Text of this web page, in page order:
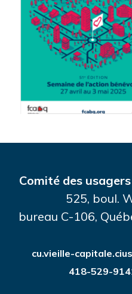
Comité des
525, boul.
bureau C-106,
cu.vieille-
418-529-